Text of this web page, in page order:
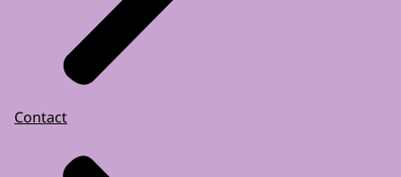
Contact